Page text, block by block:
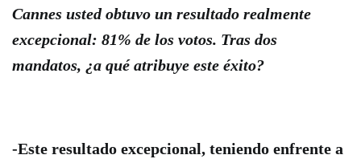
Cannes usted obtuvo un resultado realmente
excepcional: 81% de los votos. Tras dos
mandatos, ¿a qué atribuye este éxito?
-Este resultado excepcional, teniendo enfrente a